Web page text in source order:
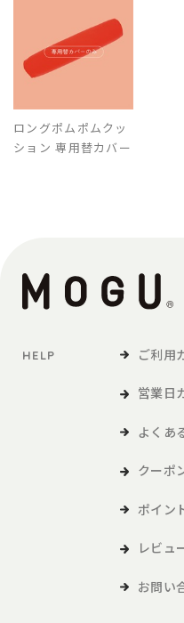
ロングポムポムクッ
ション 専用替カバー
HELP ご利用
営業日
よくあ
クーポ
ポイン
レビュ
お問い